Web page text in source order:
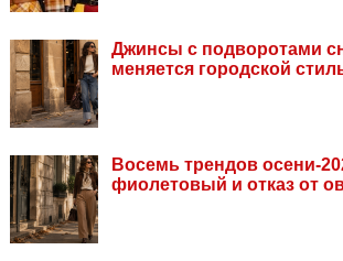
Джинсы с подворотами
меняется городской
Восемь трендов осени-
фиолетовый и отказ от